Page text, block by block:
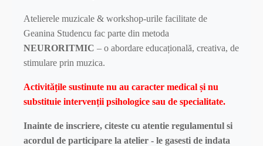
Atelierele muzicale & workshop-urile facilitate de
Geanina Studencu fac parte din metoda
NEURORITMIC – o abordare educațională, creativa, de
stimulare prin muzica.
Activitățile sustinute nu au caracter medical și nu
substituie intervenții psihologice sau de specialitate.
Inainte de inscriere, citeste cu atentie regulamentul si
acordul de participare la atelier - le gasesti de indata